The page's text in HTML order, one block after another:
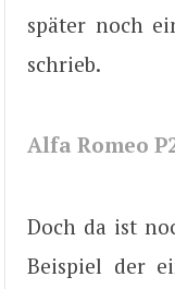
später noch
schrieb.
Alfa Romeo
Doch da ist
Beispiel der